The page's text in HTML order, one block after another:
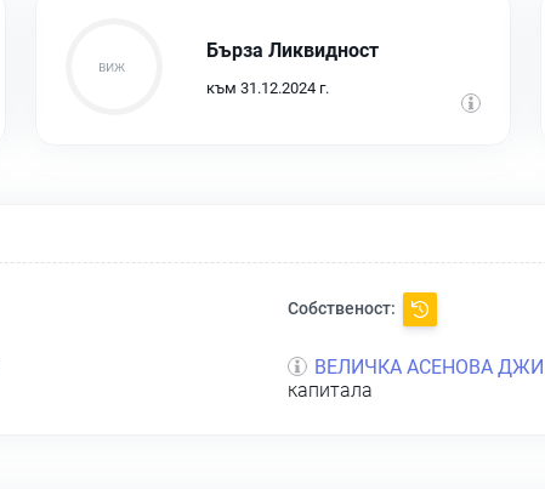
Бърза Ликвидност
към 31.12.2024 г.
Собственост:
ВЕЛИЧКА АСЕНОВА
капитала